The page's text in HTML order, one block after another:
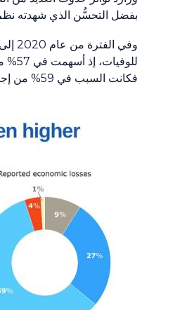
بفضل التحسُّن الذي شهدته نظم
فكانت السبب في 59% من إجمالي هذه الخسائر، وفقاً لقاعدة البيانات الدولية للكوارث (EM-DAT) التي استشهد بها التقرير.